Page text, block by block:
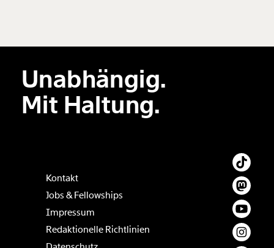
Der Inhalt dieses Feldes wird nicht öffentlich zugänglich angezeigt.
Unabhängig.
Mit Haltung.
Kontakt
Jobs & Fellowships
Impressum
Redaktionelle Richtlinien